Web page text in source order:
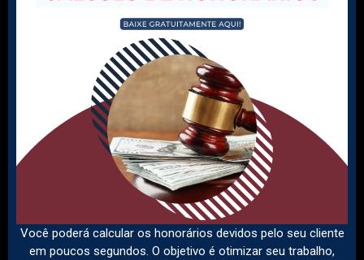
Você poderá calcular os honorários devidos pelo seu cliente
em poucos segundos. O objetivo é otimizar seu trabalho,